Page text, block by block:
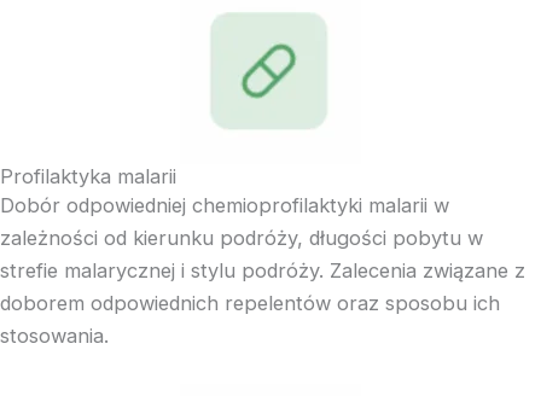
Profilaktyka malarii
Dobór odpowiedniej chemioprofilaktyki malarii w
zależności od kierunku podróży, długości pobytu w
strefie malarycznej i stylu podróży. Zalecenia związane z
doborem odpowiednich repelentów oraz sposobu ich
stosowania.